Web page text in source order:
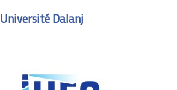
Université Dalanj